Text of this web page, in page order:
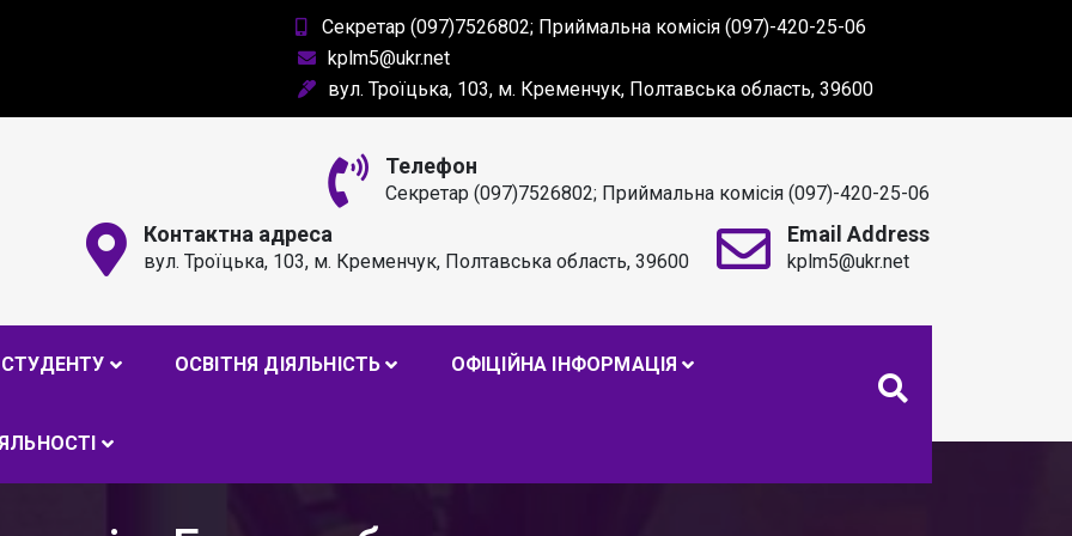
Секретар (097)7526802; Приймальна комісія (097)-420-25-06
kplm5@ukr.net
вул. Троїцька, 103, м. Кременчук, Полтавська область, 39600
ЛІЦЕЙ ІМ. А. С. МАКАРЕНКА
Телефон
Секретар (097)7526802; Приймальна комісія (097)-420-25-06
Контактна адреса
вул. Троїцька, 103, м. Кременчук, Полтавська область, 39600
Email Address
kplm5@ukr.net
СТУДЕНТУ ОСВІТНЯ ДІЯЛЬНІСТЬ ОФІЦІЙНА ІНФОРМАЦІЯ